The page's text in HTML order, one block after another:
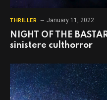
THRILLER January 11, 2022
NIGHT OF THE
sinistere culthorror